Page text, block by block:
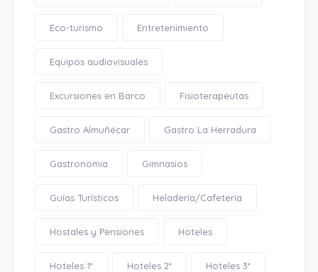
Eco-turismo Entretenimiento
Equipos audiovisuales
Excursiones en Barco Fisioterapeutas
Gastro Almuñécar Gastro La Herradura
Gastronomía Gimnasios
Guías Turísticos Heladería/Cafetería
Hostales y Pensiones Hoteles
Hoteles 1* Hoteles 2* Hoteles 3*